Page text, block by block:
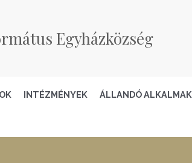
Egyházközség
INTÉZMÉNYEK ÁLLANDÓ ALKALMAK